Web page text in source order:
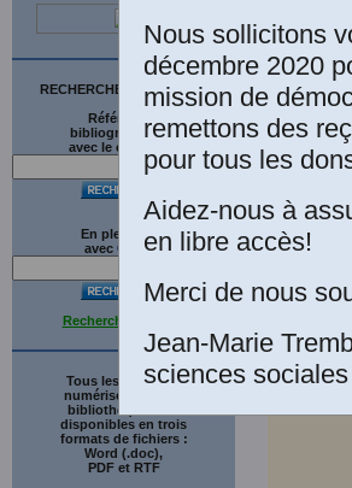
RECHERCHE SUR LE SITE
Références
bibliographiques
avec le catalogue
En plein texte
avec G gle
Recherche avancée
Tous les ouvrages
numérisés de cette
bibliothèque sont
disponibles en trois
formats de fichiers :
Word (.doc),
PDF et RTF
Nous sollicitons
décembre 2020
mission de
remettons des
pour tous les
Aidez-nous à
en libre accès!
Merci de nous
Jean-Marie
sciences sociales